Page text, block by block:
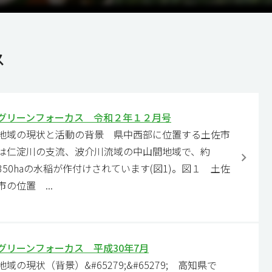
リーンフォーカス 令和２年１２月号
域の現状と活動の背景 県中西部に位置する土佐市
仁淀川の支流、波介川流域の中山間地域で、約
の水稲が作付けされています(図1)。図１ 土佐
の位置 ...
リーンフォーカス 平成30年7月
域の現状（背景）&#65279;&#65279; 高知県で